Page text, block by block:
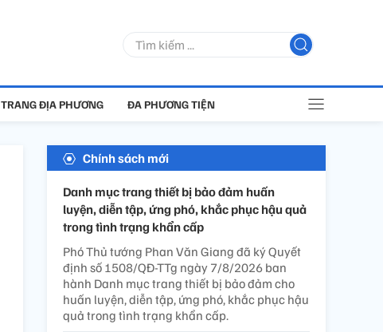
TRANG ĐỊA PHƯƠNG ĐA PHƯƠNG TIỆN
Chính sách mới
Danh mục trang thiết bị bảo đảm huấn
luyện, diễn tập, ứng phó, khắc phục hậu quả
trong tình trạng khẩn cấp
Phó Thủ tướng Phan Văn Giang đã ký Quyết
định số 1508/QĐ-TTg ngày 7/8/2026 ban
hành Danh mục trang thiết bị bảo đảm cho
huấn luyện, diễn tập, ứng phó, khắc phục hậu
quả trong tình trạng khẩn cấp.